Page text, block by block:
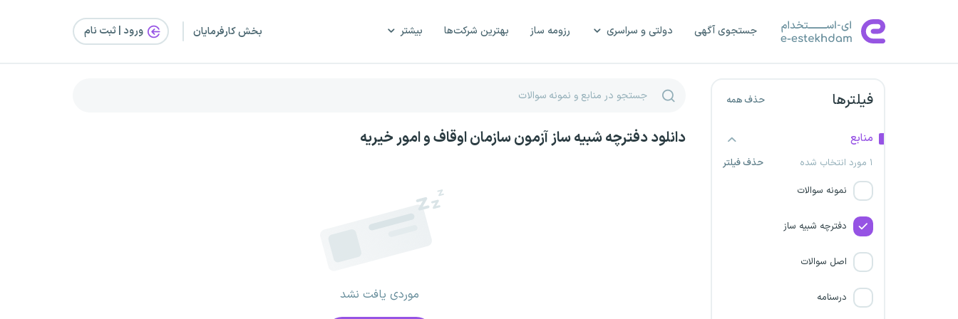
جستجوی آگهی دولتی و سراسری رزومه ساز بهترین شرکت‌ها بیشتر بخش کارفرمایان ورود | ثبت‌ نام
فیلترها حذف همه
منابع
۱ مورد انتخاب شده
حذف فیلتر
نمونه سوالات
دفترچه شبیه ساز
اصل سوالات
درسنامه
پتروشیمی شازند
بیمه ایران
سازمان امور اراضی کشور
دانلود دفترچه شبیه ساز آزمون سازمان اوقاف و امور خیریه
موردی یافت نشد